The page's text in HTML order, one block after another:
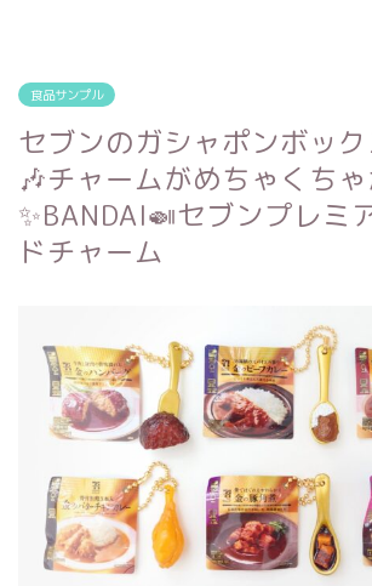
食品サンプル
セブンのガシャポンボッ
🎶チャームがめちゃくち
✨BANDAI🍛セブンプレミ
ドチャーム